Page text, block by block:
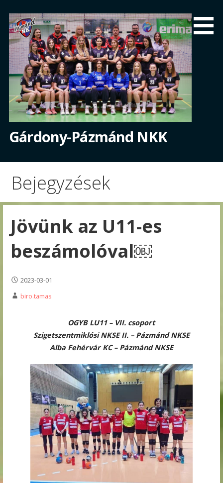
content
Gárdony-Pázmánd NKK
Bejegyzések
Jövünk az U11-es
beszámolóval￼
2023-03-01
biro.tamas
OGYB LU11 – VII. csoport
Szigetszentmiklósi NKSE II. – Pázmánd NKSE
Alba Fehérvár KC – Pázmánd NKSE